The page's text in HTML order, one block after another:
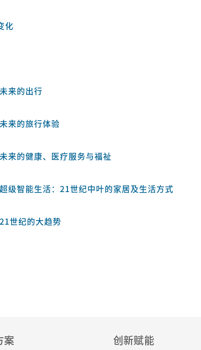
化
来的出行
来的旅行体验
来的健康、医疗服务与福祉
级智能生活：21世纪中叶的家居及生活方式
世纪的大趋势
案 创新赋能